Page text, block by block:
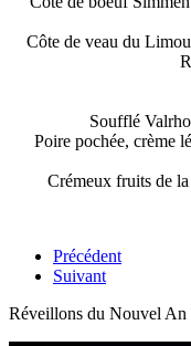
Côte de veau du
Soufflé
Poire pochée, crème
Crémeux fruits de
Précédent
Suivant
Réveillons du Nouvel An